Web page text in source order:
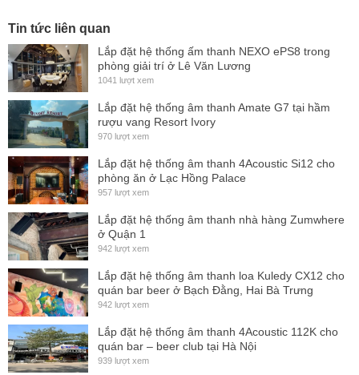
Tại sao lại là NÍTID?
Series Nítid với thiết kế tinh tế nhỏ gọn và đầu ra tín hiệu
công suất cao là một sản phẩm cực kỳ linh hoạt. Dòng sản
phẩm này vô cùng phù hợp với các công ty tổ chức sự kiện,
cũng như thỏa mãn hoàn toàn mọi nhu cầu lắp đặt hệ thống
thiết bị nghe nhìn chất lượng cao. Sản phẩm linh hoạt với
ứng dụng phủ rộng từ biểu diễn lưu động đến lắp đặt cố
định, thỏa mãn mọi nhu cầu từ giải trí, sự kiện, nghệ thuật
biểu diễn, hội họp, lễ hội, doanh nghiệp.
Made in Barcelona
Mỗi một mẫu thiết kế của series NÍTID đều là kết quả của sự
kết hợp hoàn hảo giữa công nghệ kỹ thuật tân tiến hàng đầu
và kinh nghiệm nghiên cứu kỹ thuật đỉnh cao. Nhờ sự bùng
nổ tổng hợp từ tối ưu hóa hiệu quả linh kiện, thiết kế thùng
Tin tức liên quan
Lắp đặt hệ thống ấm thanh NEXO ePS8 trong
phòng giải trí ở Lê Văn Lương
1041 lượt xem
Lắp đặt hệ thống âm thanh Amate G7 tại hầm
rượu vang Resort Ivory
970 lượt xem
Lắp đặt hệ thống âm thanh 4Acoustic Si12 cho
phòng ăn ở Lạc Hồng Palace
957 lượt xem
Lắp đặt hệ thống âm thanh nhà hàng Zumwhere
ở Quận 1
942 lượt xem
Lắp đặt hệ thống âm thanh loa Kuledy CX12 cho
quán bar beer ở Bạch Đằng, Hai Bà Trưng
942 lượt xem
Lắp đặt hệ thống âm thanh 4Acoustic 112K cho
quán bar – beer club tại Hà Nội
939 lượt xem